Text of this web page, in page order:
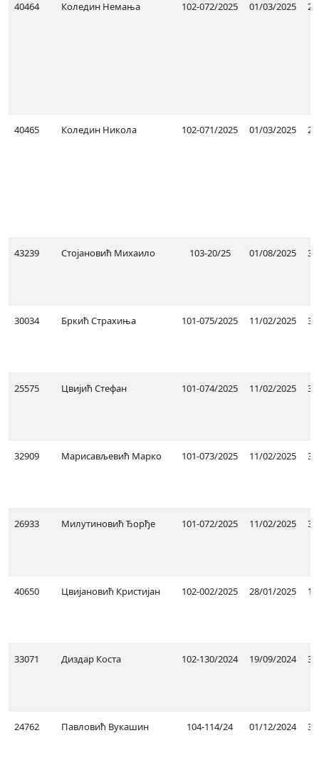
40464 Коледин Немања 102-072/2025 01/03/2025
40465 Коледин Никола 102-071/2025 01/03/2025
43239 Стојановић Михаило 103-20/25 01/08/2025
30034 Бркић Страхиња 101-075/2025 11/02/2025
25575 Цвијић Стефан 101-074/2025 11/02/2025
32909 Марисављевић Марко 101-073/2025 11/02/2025
26933 Милутиновић Ђорђе 101-072/2025 11/02/2025
40650 Цвијaновић Кристијан 102-002/2025 28/01/2025
33071 Диздар Коста 102-130/2024 19/09/2024
24762 Павловић Вукашин 104-114/24 01/12/2024